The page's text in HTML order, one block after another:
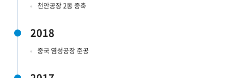
천안공장 2동 증축
2018
중국 염성공장 준공